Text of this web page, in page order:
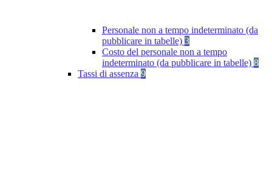
Personale non a tempo indeterminato (da
pubblicare in tabelle) 3
Costo del personale non a tempo
indeterminato (da pubblicare in tabelle) 8
Tassi di assenza 9